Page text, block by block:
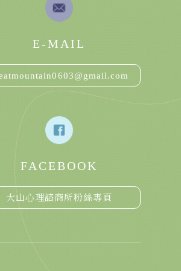
E-MAIL
FACEBOOK
大山心理諮商所粉絲專頁